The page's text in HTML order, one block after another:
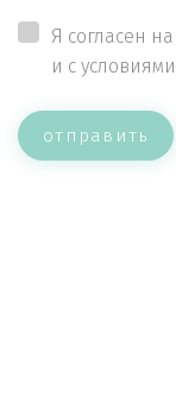
Я согласен
и с условиями
отправить